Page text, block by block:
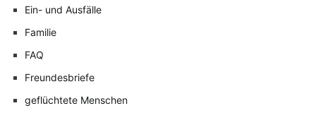
Ein- und Ausfälle
Familie
FAQ
Freundesbriefe
geflüchtete Menschen